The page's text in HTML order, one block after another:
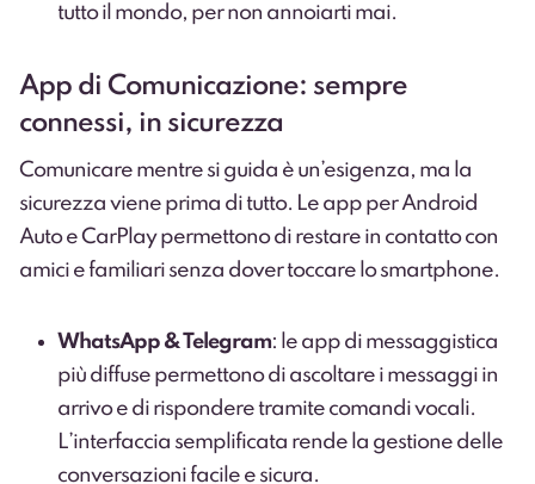
tutto il mondo, per non annoiarti mai.
App di Comunicazione: sempre
connessi, in sicurezza
Comunicare mentre si guida è un’esigenza, ma la
sicurezza viene prima di tutto. Le app per Android
Auto e CarPlay permettono di restare in contatto con
amici e familiari senza dover toccare lo smartphone.
WhatsApp & Telegram: le app di messaggistica
più diffuse permettono di ascoltare i messaggi in
arrivo e di rispondere tramite comandi vocali.
L’interfaccia semplificata rende la gestione delle
conversazioni facile e sicura.